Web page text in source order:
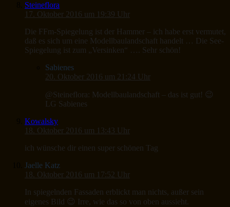
Steineflora
17. Oktober 2016 um 19:39 Uhr
Die FFm-Spiegelung ist der Hammer – ich habe erst vermutet,
daß es sich um eine Modellbaulandschaft handelt … Die See-
Spiegelung ist zum „Versinken“ …. Sehr schön!
Sabienes
20. Oktober 2016 um 21:24 Uhr
@Steineflora: Modellbaulandschaft – das ist gut! 😉
LG Sabienes
Kowalsky
18. Oktober 2016 um 13:43 Uhr
ich wünsche dir einen super schönen Tag
Jaelle Katz
18. Oktober 2016 um 17:52 Uhr
In spiegelnden Fassaden erblickt man nichts, außer sein
eigenes Bild 😉 Irre, wie das so von oben aussieht.